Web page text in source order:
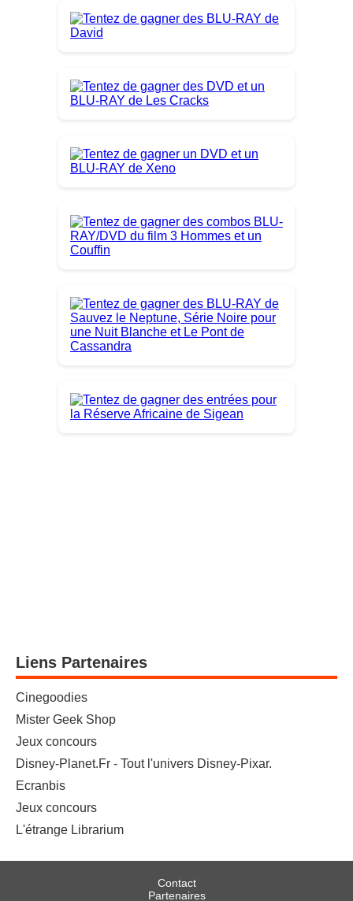
Liens Partenaires
Cinegoodies
Mister Geek Shop
Jeux concours
Disney-Planet.Fr - Tout l'univers Disney-Pixar.
Ecranbis
Jeux concours
L'étrange Librarium
Contact
Partenaires